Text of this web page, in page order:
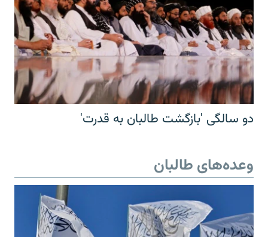
دو سالگی 'بازگشت طالبان به قدرت'
وعده‌های طالبان